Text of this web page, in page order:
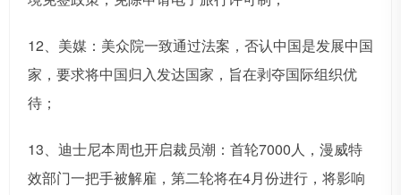
12、美媒：美众院一致通过法案，否认中国是发展中国
家，要求将中国归入发达国家，旨在剥夺国际组织优
待；
13、迪士尼本周也开启裁员潮：首轮7000人，漫威特
效部门一把手被解雇，第二轮将在4月份进行，将影响